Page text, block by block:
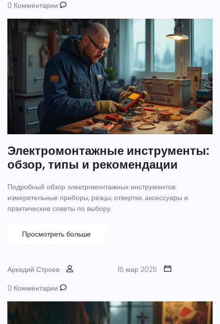
0 Комментарии
Электромонтажные инструменты:
обзор, типы и рекомендации
Подробный обзор электромонтажных инструментов:
измерительные приборы, резцы, отвертки, аксессуары и
практические советы по выбору.
Просмотреть больше
Аркадий Строев
15 мар 2025
0 Комментарии